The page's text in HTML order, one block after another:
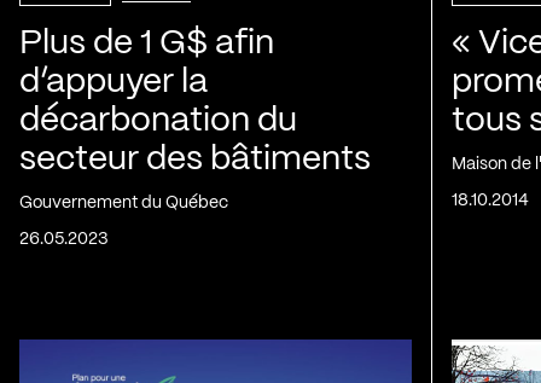
Plus de 1 G$ afin
d’appuyer la
décarbonation du
secteur des bâtiments
Gouvernement du Québec
26.05.2023
«
tous
Maison de
18.10.2014